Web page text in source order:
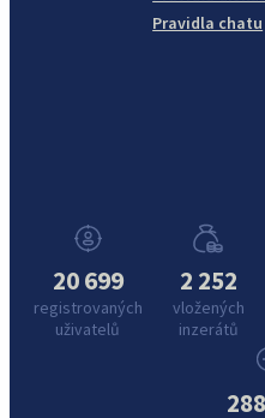
Pravidla chatu
20 699
registrovaných
uživatelů
2 252
vložených
inzerátů